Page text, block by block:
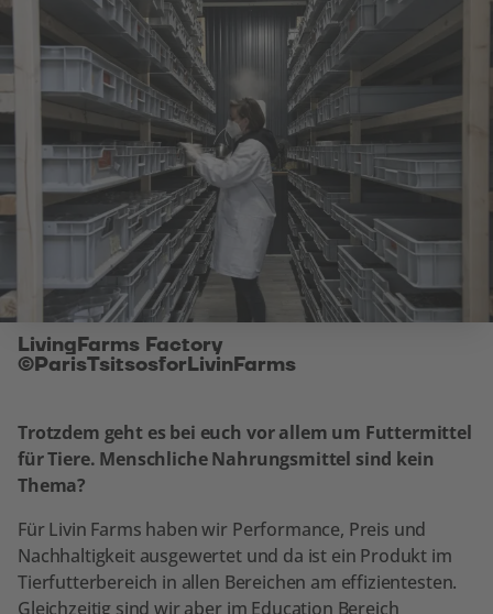
LivingFarms Factory
©ParisTsitsosforLivinFarms
Trotzdem geht es bei euch vor allem um Futtermittel
für Tiere. Menschliche Nahrungsmittel sind kein
Thema?
Für Livin Farms haben wir Performance, Preis und
Nachhaltigkeit ausgewertet und da ist ein Produkt im
Tierfutterbereich in allen Bereichen am effizientesten.
Gleichzeitig sind wir aber im Education Bereich